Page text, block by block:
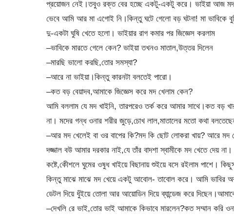
প্রয়োজন নেই।তবুও রক্ত বের হচ্ছে একটু-একটু করে। ভাইয়া আজ মদ
ভেবে আমি আর মা এগোই নি।কিন্তু ঘটে গেলো বড় ঘটনা! মা ভাবিকে
দু-একটা ঘুষি খেতে হলো। ভাইয়ার রাগ কমার পর জিজ্ঞেস করলাম
–ভাবিকে মারতে গেলে কেন? ভাইয়া তখনও মাতাল,উত্তর দিলেন
–মারছি ভালো করছি,তোর সমস্যা?
–আরে না ভাইয়া।কিন্তু কারনটা বলতেই পারো।
–কত বড় বেয়াদব,আমাকে জিজ্ঞেস করে মদ খেলাম কেন?
আমি বললাম যে মদ খাইনি, তারপরেও তর্ক করে আমার সাথে।কত বড়
না। মদের গন্ধ ওনার শরীর জুড়ে,চোখ লাল,মাতালের মতো কথা
–আর মদ খেলেই বা ওর বাপের কি?মদ কি ছোট লোকরা খায়? আরে মদ তো
দজ্জাল বউ আমার দরকার নাই,যে তাঁর বাদশা স্বামীকে মদ খেতে দেয়
কষ্টে,কেীশলে ঘুমের ওষুধ খাইয়ে বিছানায় শুইয়ে বসে রইলাম পাশে।
কিন্তু মাঝে মাঝে মদ খেয়ে একটু আবোল- তাবোল করে। আমি ভাবির
ডেটল দিয়ে ধুঁইয়ে তোলা আর আয়োডিন দিয়ে ব্যান্ডেজ করে
–দেখলি রে ভাই,তোর ভাই আমাকে কিভাবে মারলেন?কত সম্মান